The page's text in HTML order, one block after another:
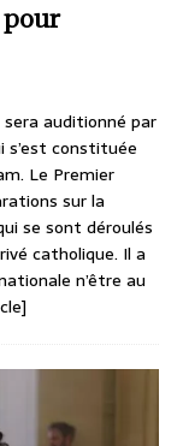
pour
sera auditionné par
s’est constituée
Le Premier
sur la
se sont déroulés
catholique. Il a
n’être au